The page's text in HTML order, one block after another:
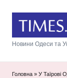
Новини Одеси та
Головна » У Таїрові